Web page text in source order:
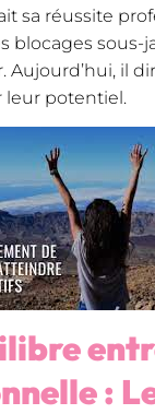
sa réussite
blocages sous-
Aujourd’hui, il
leur potentiel.
: